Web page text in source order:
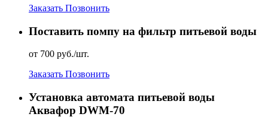
Заказать Позвонить
Поставить помпу на фильтр питьевой воды
от 700 руб./шт.
Заказать Позвонить
Установка автомата питьевой воды
Аквафор DWM-70